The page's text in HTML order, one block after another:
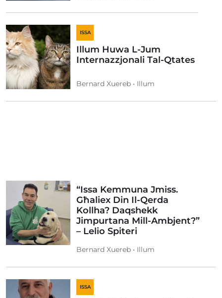
ISSA
Illum Huwa L-Jum
Internazzjonali Tal-Qtates
Bernard Xuereb • Illum
“Issa Kemmuna Jmiss.
Għaliex Din Il-Qerda
Kollha? Daqshekk
Jimpurtana Mill-Ambjent?”
– Lelio Spiteri
Bernard Xuereb • Illum
ISSA